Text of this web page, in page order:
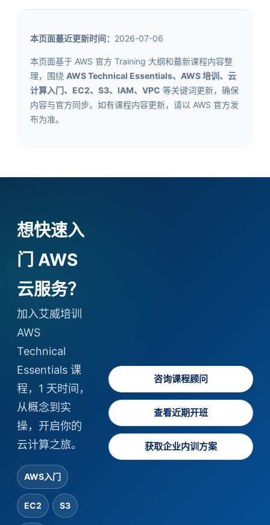
本页面蕞近更新时间： 2026-07-06
本页面基于 AWS 官方 Training 大纲和蕞新课程内容整
理，围绕 AWS Technical Essentials、AWS 培训、云
计算入门、EC2、S3、IAM、VPC 等关键词更新，确保
内容与官方同步。如有课程内容更新，请以 AWS 官方发
布为准。
想快速入
门 AWS
云服务？
加入艾威培训
AWS
Technical
Essentials 课
程，1 天时间，
从概念到实
操，开启你的
云计算之旅。
AWS入门
EC2 S3
咨询课程顾问
查看近期开班
获取企业内训方案